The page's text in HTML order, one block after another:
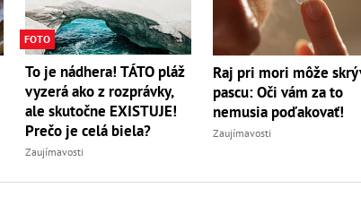
FOTO
To je nádhera! TÁTO pláž
vyzerá ako z rozprávky,
ale skutočne EXISTUJE!
Prečo je celá biela?
Zaujímavosti
Raj pri mori môže
pascu: Oči vám za to
nemusia poďakovať!
Zaujímavosti